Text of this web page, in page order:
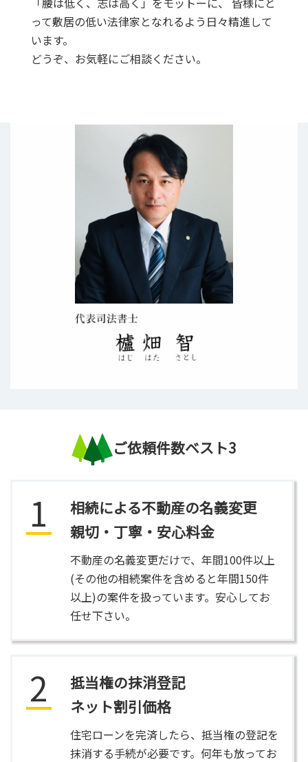
って敷居の低い法律家となれるよう日々精進して
います。
どうぞ、お気軽にご相談ください。
ご依頼件数ベスト3
1
相続による不動産の名義変更
親切・丁寧・安心料金
不動産の名義変更だけで、年間100件以上
(その他の相続案件を含めると年間150件
以上)の案件を扱っています。安心してお
任せ下さい。
2
抵当権の抹消登記
ネット割引価格
住宅ローンを完済したら、抵当権の登記を
抹消する手続が必要です。何年も放ってお